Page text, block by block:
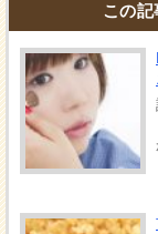
この